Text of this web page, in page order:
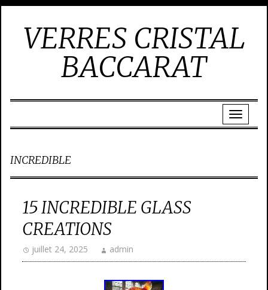
VERRES CRISTAL
BACCARAT
INCREDIBLE
15 INCREDIBLE GLASS
CREATIONS
juillet 24, 2025 admin